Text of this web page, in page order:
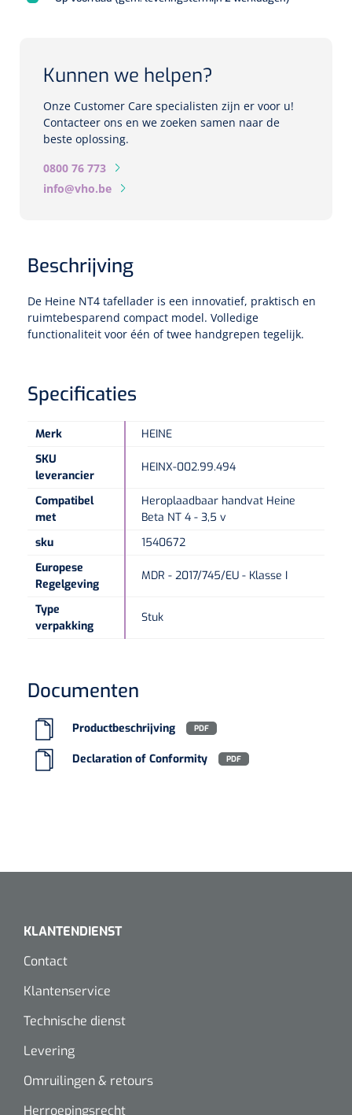
Biometers
Optische biometers
Perimeters
Spleetlampen
Opties
Speculaire Microscopen
Optotypeschermen
Lasers
Kunnen we helpen?
Onze Customer Care specialisten zijn er voor u!
Contacteer ons en we zoeken samen naar de
beste oplossing.
0800 76 773
info@vho.be
Beschrijving
De Heine NT4 tafellader is een innovatief, praktisch en
ruimtebesparend compact model. Volledige
functionaliteit voor één of twee handgrepen tegelijk.
Specificaties
Merk
HEINE
SKU
leverancier
HEINX-002.99.494
Compatibel
met
Heroplaadbaar handvat Heine
Beta NT 4 - 3,5 v
sku
1540672
Europese
Regelgeving
MDR - 2017/745/EU - Klasse I
Type
verpakking
Stuk
Documenten
Productbeschrijving PDF
Declaration of Conformity PDF
KLANTENDIENST
Contact
Klantenservice
Technische dienst
Levering
Omruilingen & retours
Herroepingsrecht